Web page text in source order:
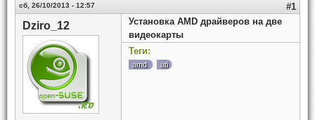
сб, 26/10/2013 - 12:57 #1
Dziro_12
Установка AMD драйверов на две
видеокарты
Теги:
amd ati